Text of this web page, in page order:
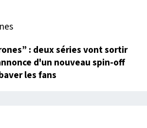
: deux séries vont sortir
d'un nouveau spin-off
les fans